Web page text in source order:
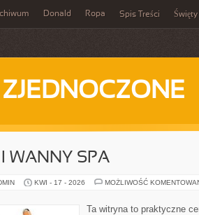
Donald Ropa Spis Treści Święty
WANNY SPA
KWI - 17 - 2026 MOŻLIWOŚĆ
Ta witryna to praktyczne